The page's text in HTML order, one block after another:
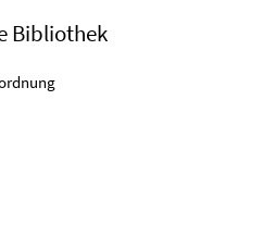
Bibliothek